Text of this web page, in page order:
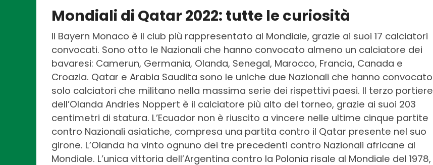
Mondiali di Qatar 2022: tutte le curiosità
Il Bayern Monaco è il club più rappresentato al Mondiale, grazie ai suoi 17 calciatori
convocati. Sono otto le Nazionali che hanno convocato almeno un calciatore dei
bavaresi: Camerun, Germania, Olanda, Senegal, Marocco, Francia, Canada e
Croazia. Qatar e Arabia Saudita sono le uniche due Nazionali che hanno convocato
solo calciatori che militano nella massima serie dei rispettivi paesi. Il terzo portiere
dell’Olanda Andries Noppert è il calciatore più alto del torneo, grazie ai suoi 203
centimetri di statura. L’Ecuador non è riuscito a vincere nelle ultime cinque partite
contro Nazionali asiatiche, compresa una partita contro il Qatar presente nel suo
girone. L’Olanda ha vinto ognuno dei tre precedenti contro Nazionali africane al
Mondiale. L’unica vittoria dell’Argentina contro la Polonia risale al Mondiale del 1978,